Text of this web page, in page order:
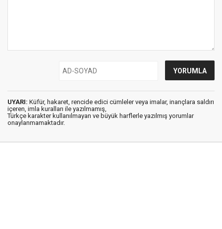
UYARI: Küfür, hakaret, rencide edici cümleler veya imalar, inançlara saldırı
içeren, imla kuralları ile yazılmamış,
Türkçe karakter kullanılmayan ve büyük harflerle yazılmış yorumlar
onaylanmamaktadır.